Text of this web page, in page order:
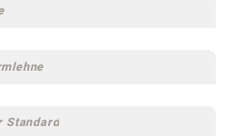
Standard